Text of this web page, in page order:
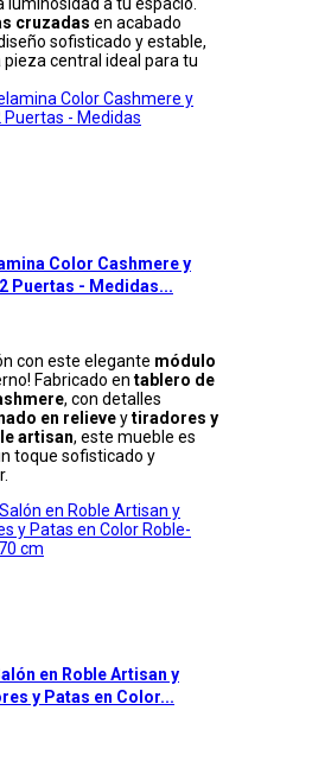
a tu espacio.
cruzadas en acabado
sofisticado y estable,
central ideal para tu
Color Cashmere y
Puertas - Medidas...
con este elegante módulo
Fabricado en tablero de
, con detalles
en relieveytiradores y
artisan, este mueble es
toque sofisticado y
en Roble Artisan y
y Patas en Color...